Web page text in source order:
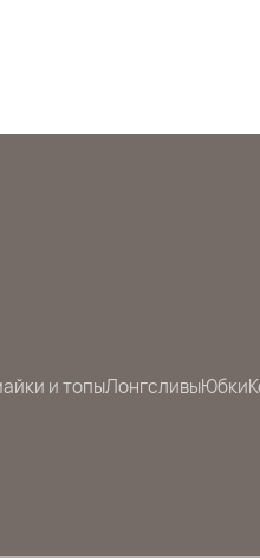
и топыЛонгсливыЮбки